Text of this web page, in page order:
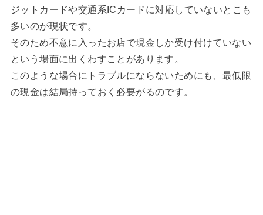
ジットカードや交通系ICカードに対応していないとこも
多いのが現状です。
そのため不意に入ったお店で現金しか受け付けていない
という場面に出くわすことがあります。
このような場合にトラブルにならないためにも、最低限
の現金は結局持っておく必要がるのです。